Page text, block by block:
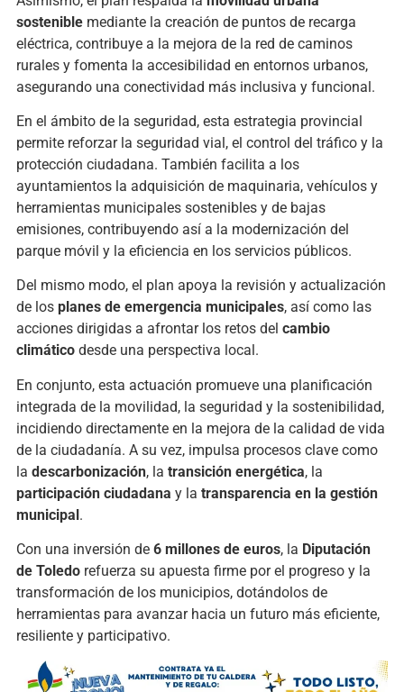
sosteniblemediante la creación de puntos de recarga
eléctrica, contribuye a la mejora de la red de caminos
rurales y fomenta la accesibilidad en entornos urbanos,
asegurando una conectividad más inclusiva y funcional.
En el ámbito de la seguridad, esta estrategia provincial
permite reforzar la seguridad vial, el control del tráfico y la
protección ciudadana. También facilita a los
ayuntamientos la adquisición de maquinaria, vehículos y
herramientas municipales sostenibles y de bajas
emisiones, contribuyendo así a la modernización del
parque móvil y la eficiencia en los servicios públicos.
Del mismo modo, el plan apoya la revisión y actualización
de los planes de emergencia municipales, así como las
acciones dirigidas a afrontar los retos del cambio
climáticodesde una perspectiva local.
En conjunto, esta actuación promueve una planificación
integrada de la movilidad, la seguridad y la sostenibilidad,
incidiendo directamente en la mejora de la calidad de vida
de la ciudadanía. A su vez, impulsa procesos clave como
la descarbonización, la transición energética, la
participación ciudadana y la transparencia en la gestión
municipal.
Con una inversión de 6 millones de euros, la Diputación
de Toledorefuerza su apuesta firme por el progreso y la
transformación de los municipios, dotándolos de
herramientas para avanzar hacia un futuro más eficiente,
resiliente y participativo.